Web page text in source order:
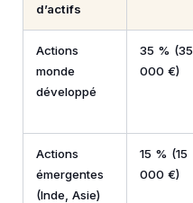
d’actifs
Actions
monde
développé
35 % (35
000 €)
Actions
émergentes
(Inde, Asie)
15 % (15
000 €)